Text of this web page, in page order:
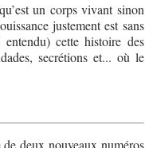
un corps vivant sinon
justement est sans
cette histoire des
secrétions et... où le
deux nouveaux numéros